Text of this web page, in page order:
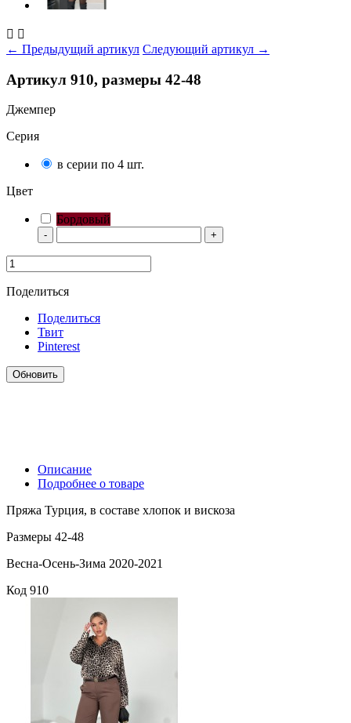
 
← Предыдущий артикул Следующий артикул →
Артикул 910, размеры 42-48
Джемпер
Серия
в серии по 4 шт.
Цвет
Бордовый
- +
Поделиться
Поделиться
Твит
Pinterest
Описание
Подробнее о товаре
Пряжа Турция, в составе хлопок и вискоза
Размеры 42-48
Весна-Осень-Зима 2020-2021
Код 910